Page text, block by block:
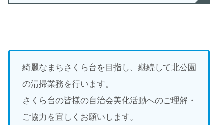
綺麗なまちさくら台を目指し、継続して北公園
の清掃業務を行います。
さくら台の皆様の自治会美化活動へのご理解・
ご協力を宜しくお願いします。